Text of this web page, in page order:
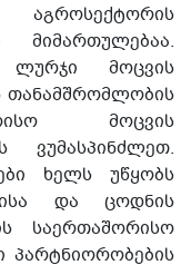
აგროსექტორის
მიმართულებაა.
მოცვის
თანამშრომლობის
მოცვის
ვუმასპინძლეთ.
ხელს უწყობს
და ცოდნის
საერთაშორისო